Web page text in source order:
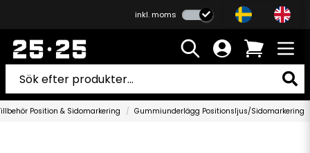
inkl. moms
Position & Sidomarkering Gummiunderlägg Positionsljus/Sidomarkering